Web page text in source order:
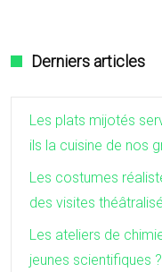
Derniers articles
Les plats mijotés
ils la cuisine de nos
Les costumes
des visites
Les ateliers de
jeunes scientifiques ?